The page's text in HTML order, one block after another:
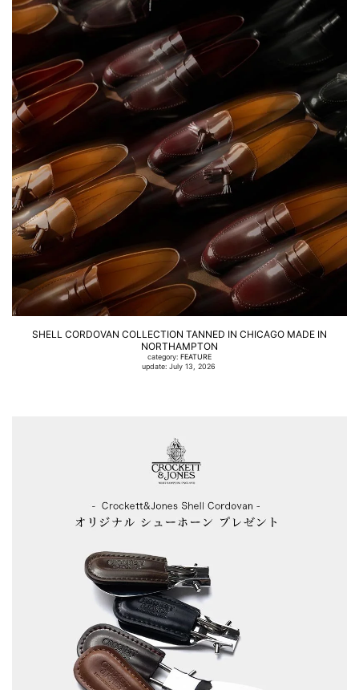
SHELL CORDOVAN COLLECTION TANNED IN CHICAGO MADE IN
NORTHAMPTON
category: FEATURE
update: July 13, 2026